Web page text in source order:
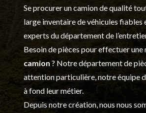
Se procurer un camion de qualité
large inventaire de véhicules
experts du département de l’
Besoin de pièces pour effectuer
camion ? Notre département de
attention particulière, notre équipe
à fond leur métier.
Depuis notre création, nous nous